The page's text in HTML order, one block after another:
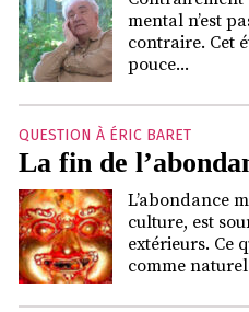
mental n’est
contraire. Cet
pouce...
QUESTION À ÉRIC BARET
La fin de
L’abondance
culture, est
extérieurs. Ce
comme